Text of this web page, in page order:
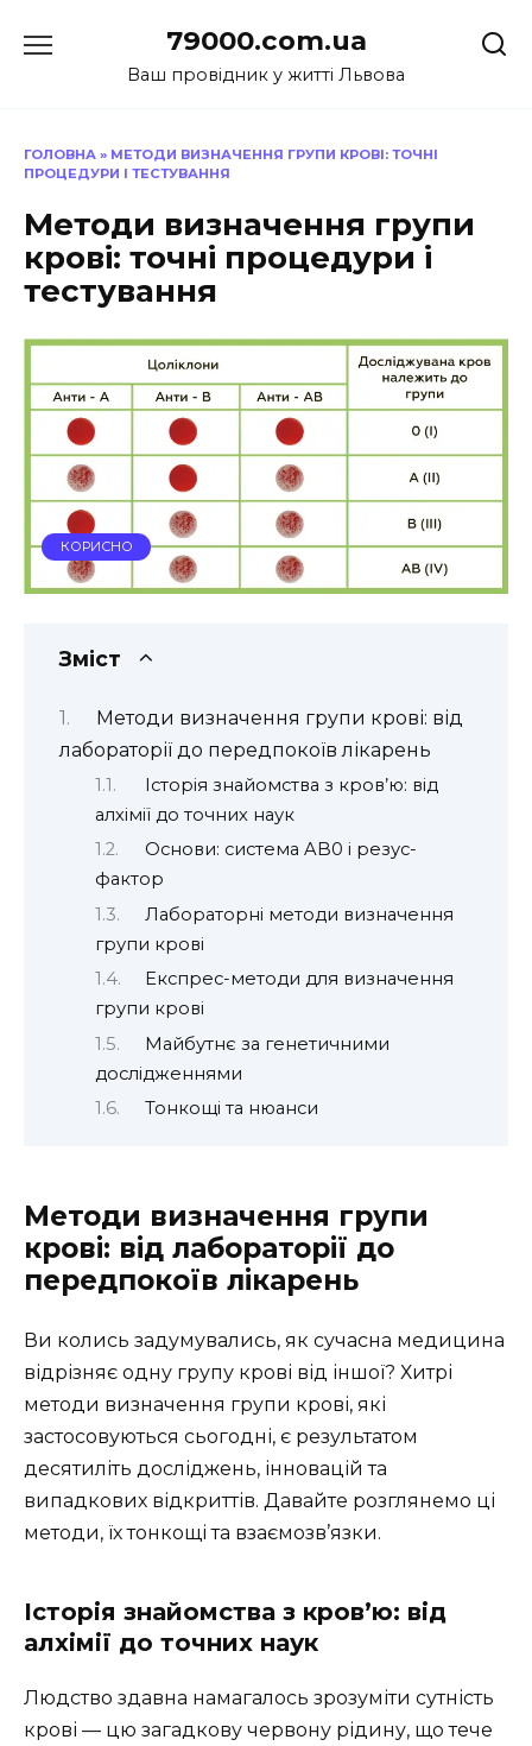
до
79000.com.ua
Ваш провідник у житті Львова
ГОЛОВНА » МЕТОДИ ВИЗНАЧЕННЯ ГРУПИ КРОВІ: ТОЧНІ
ПРОЦЕДУРИ І ТЕСТУВАННЯ
Методи визначення групи
крові: точні процедури і
тестування
КОРИСНО
Зміст
Методи визначення групи крові: від
лабораторії до передпокоїв лікарень
Історія знайомства з кров’ю: від
алхімії до точних наук
Основи: система AB0 і резус-
фактор
Лабораторні методи визначення
групи крові
Експрес-методи для визначення
групи крові
Майбутнє за генетичними
дослідженнями
Тонкощі та нюанси
Методи визначення групи
крові: від лабораторії до
передпокоїв лікарень
Ви колись задумувались, як сучасна медицина
відрізняє одну групу крові від іншої? Хитрі
методи визначення групи крові, які
застосовуються сьогодні, є результатом
десятиліть досліджень, інновацій та
випадкових відкриттів. Давайте розглянемо ці
методи, їх тонкощі та взаємозв’язки.
Історія знайомства з кров’ю: від
алхімії до точних наук
Людство здавна намагалось зрозуміти сутність
крові — цю загадкову червону рідину, що тече